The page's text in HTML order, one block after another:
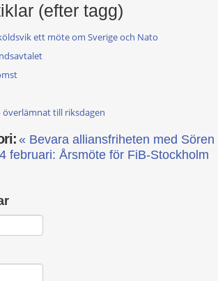
(efter tagg)
ett möte om Sverige och Nato
till riksdagen
« Bevara alliansfriheten med Sören
februari: Årsmöte för FiB-Stockholm